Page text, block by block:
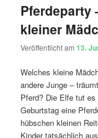
Pferdeparty
kleiner
Veröffentlicht am13.
Welches kleine
andere Junge –
Pferd? Die Elfe tut
Geburtstag eine
hübschen kleinen
Kinder tatsächlich